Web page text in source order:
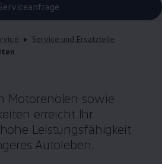
Service und Ersatzteile
Motorenölen sowie
erreicht Ihr
Leistungsfähigkeit
Autoleben.